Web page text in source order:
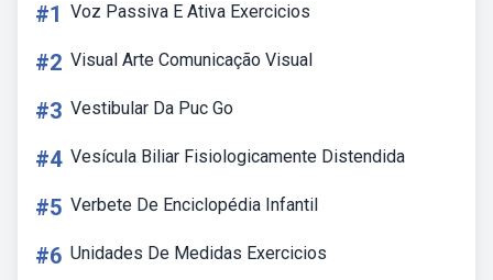
#1 Voz Passiva E Ativa Exercicios
#2 Visual Arte Comunicação Visual
#3 Vestibular Da Puc Go
#4 Vesícula Biliar Fisiologicamente Distendida
#5 Verbete De Enciclopédia Infantil
#6 Unidades De Medidas Exercicios